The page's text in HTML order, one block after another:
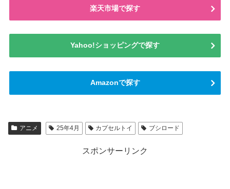
楽天市場で探す
Yahoo!ショッピングで探す
Amazonで探す
アニメ 25年4月 カプセルトイ ブシロード
スポンサーリンク